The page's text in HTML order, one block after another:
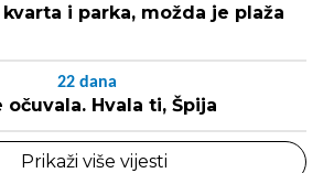
i parka, možda je plaža
22 dana
Hvala ti, Špija
Prikaži više vijesti